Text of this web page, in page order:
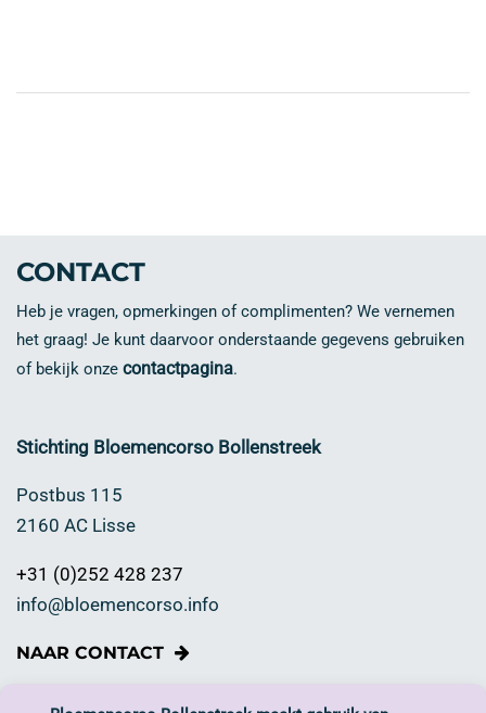
CONTACT
Heb je vragen, opmerkingen of complimenten? We vernemen
het graag! Je kunt daarvoor onderstaande gegevens gebruiken
of bekijk onze contactpagina.
Stichting Bloemencorso Bollenstreek
Postbus 115
2160 AC Lisse
+31 (0)252 428 237
info@bloemencorso.info
NAAR CONTACT
Wil je bijdragen?